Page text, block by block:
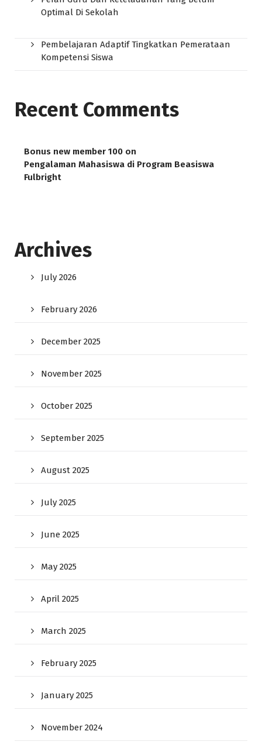
Optimal Di Sekolah
Pembelajaran Adaptif Tingkatkan Pemerataan
Kompetensi Siswa
Recent Comments
Bonus new member 100 on
Pengalaman Mahasiswa di Program Beasiswa
Fulbright
Archives
July 2026
February 2026
December 2025
November 2025
October 2025
September 2025
August 2025
July 2025
June 2025
May 2025
April 2025
March 2025
February 2025
January 2025
November 2024